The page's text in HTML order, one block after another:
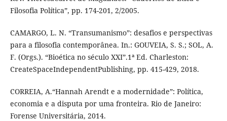
Filosofia Política”, pp. 174-201, 2/2005.
CAMARGO, L. N. “Transumanismo”: desafios e perspectivas
para a filosofia contemporânea. In.: GOUVEIA, S. S.; SOL, A.
F. (Orgs.). “Bioética no século XXI”.1ª Ed. Charleston:
CreateSpaceIndependentPublishing, pp. 415-429, 2018.
CORREIA, A.“Hannah Arendt e a modernidade”: Política,
economia e a disputa por uma fronteira. Rio de Janeiro:
Forense Universitária, 2014.